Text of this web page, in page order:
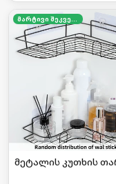
მარტივი შეკვეთა
მეტალის კუთხის